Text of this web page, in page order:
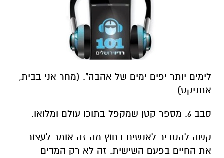
לימים יותר יפים ימים של אהבה". (מחר אני בבית,
אתניקס)
סבב 6. מספר קטן שמקפל בתוכו עולם ומלואו.
קשה להסביר לאנשים בחוץ מה זה אומר לעצור
את החיים בפעם השישית. זה לא רק המדים